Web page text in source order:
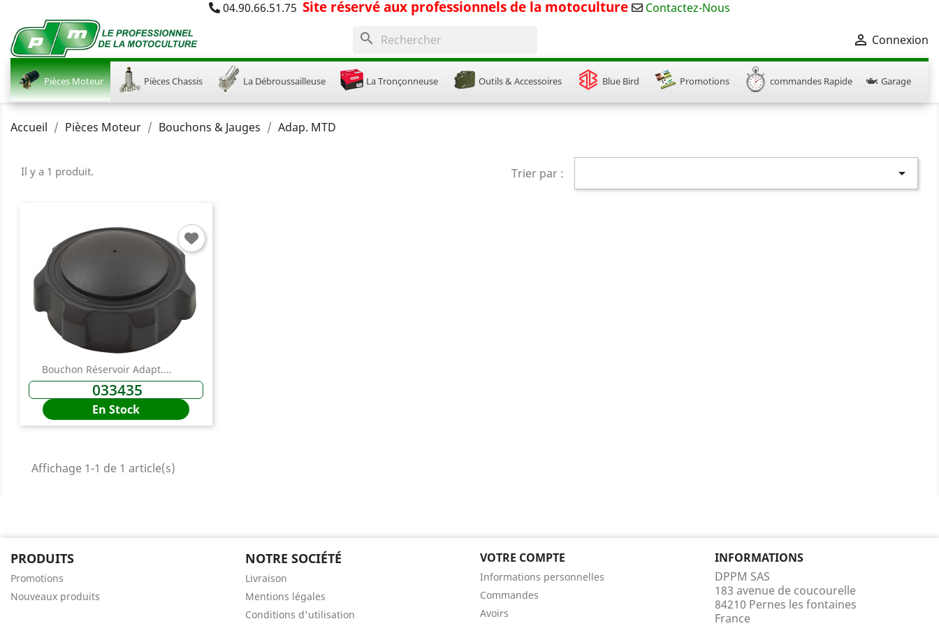
04.90.66.51.75 Site réservé aux professionnels de la motoculture Contactez-Nous
search  Connexion
Pièces Moteur Pièces Chassis La Débroussailleuse La Tronçonneuse Outils & Accessoires Blue Bird Promotions commandes Rapide Garage
Accueil Pièces Moteur Bouchons & Jauges Adap. MTD
Il y a 1 produit. Trier par : 
Bouchon Réservoir Adapt....
033435
En Stock
Affichage 1-1 de 1 article(s)
PRODUITS
Promotions
Nouveaux produits
NOTRE SOCIÉTÉ
Livraison
Mentions légales
Conditions d'utilisation
VOTRE COMPTE
Informations personnelles
Commandes
Avoirs
INFORMATIONS
DPPM SAS
183 avenue de coucourelle
84210 Pernes les fontaines
France